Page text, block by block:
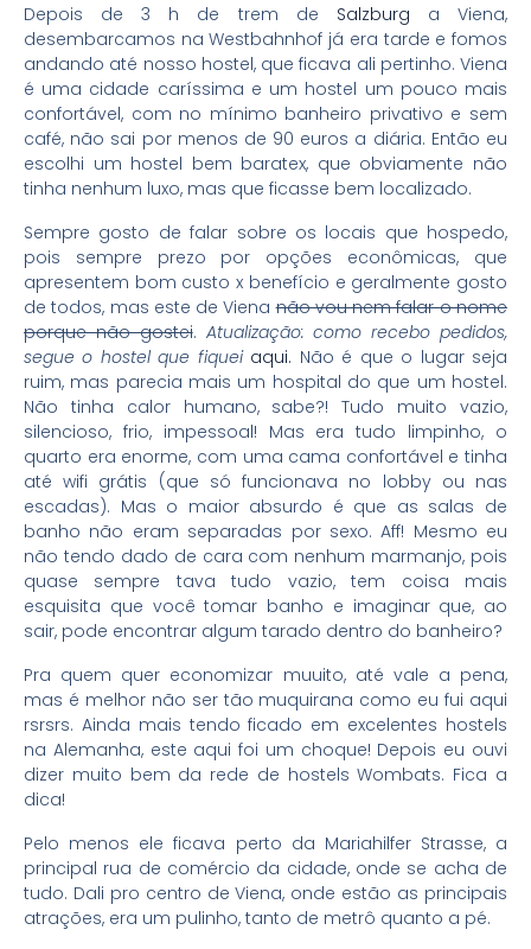
Depois de 3 h de trem de Salzburg a Viena,
desembarcamos na Westbahnhof já era tarde e fomos
andando até nosso hostel, que ficava ali pertinho. Viena
é uma cidade caríssima e um hostel um pouco mais
confortável, com no mínimo banheiro privativo e sem
café, não sai por menos de 90 euros a diária. Então eu
escolhi um hostel bem baratex, que obviamente não
tinha nenhum luxo, mas que ficasse bem localizado.
Sempre gosto de falar sobre os locais que hospedo,
pois sempre prezo por opções econômicas, que
apresentem bom custo x benefício e geralmente gosto
de todos, mas este de Vienanão vou nem falar o nome
porque não gostei. Atualização: como recebo pedidos,
segue o hostel que fiquei aqui. Não é que o lugar seja
ruim, mas parecia mais um hospital do que um hostel.
Não tinha calor humano, sabe?! Tudo muito vazio,
silencioso, frio, impessoal! Mas era tudo limpinho, o
quarto era enorme, com uma cama confortável e tinha
até wifi grátis (que só funcionava no lobby ou nas
escadas). Mas o maior absurdo é que as salas de
banho não eram separadas por sexo. Aff! Mesmo eu
não tendo dado de cara com nenhum marmanjo, pois
quase sempre tava tudo vazio, tem coisa mais
esquisita que você tomar banho e imaginar que, ao
sair, pode encontrar algum tarado dentro do banheiro?
Pra quem quer economizar muuito, até vale a pena,
mas é melhor não ser tão muquirana como eu fui aqui
rsrsrs. Ainda mais tendo ficado em excelentes hostels
na Alemanha, este aqui foi um choque! Depois eu ouvi
dizer muito bem da rede de hostels Wombats. Fica a
dica!
Pelo menos ele ficava perto da Mariahilfer Strasse, a
principal rua de comércio da cidade, onde se acha de
tudo. Dali pro centro de Viena, onde estão as principais
atrações, era um pulinho, tanto de metrô quanto a pé.